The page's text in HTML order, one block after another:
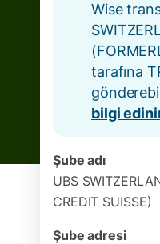
Wise
tarafına
bilgi
Şube adı
UBS
CREDIT SUISSE)
Şube adresi